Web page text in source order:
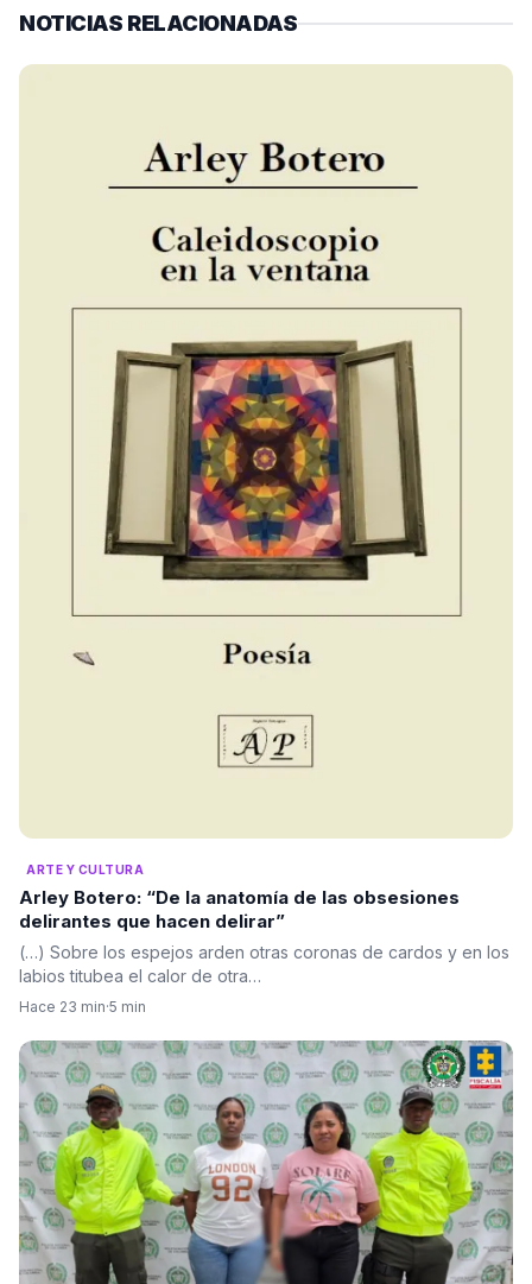
NOTICIAS RELACIONADAS
ARTE Y CULTURA
Arley Botero: “De la anatomía de las obsesiones
delirantes que hacen delirar”
(…) Sobre los espejos arden otras coronas de cardos y en los
labios titubea el calor de otra…
Hace 23 min·5 min